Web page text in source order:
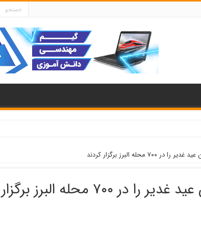
محله البرز برگزار کردند
دانش آموزان جشن عید غدیر را در ۷۰۰ محله البرز برگزار